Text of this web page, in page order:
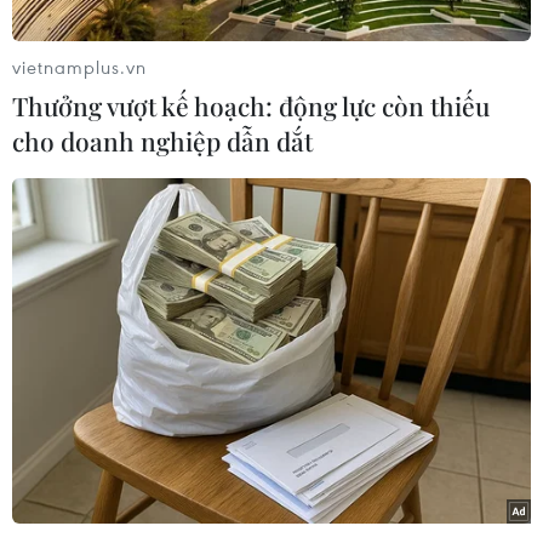
THỦY
Sở hữu trí tuệ
RSS
Hỗ trợ
Dịch vụ tin
Quảng cáo
Liên hệ
Giấy phép số: 1374/GP-BTTTT do Bộ Thông tin và Truyền thông
cấp ngày 11/9/2008.
Quảng cáo: Phó TBT Nguyễn Thị Tám: 093.5958688, Email:
tamvna@gmail.com
Điện thoại: (024) 39411349 - (024) 39411348, Fax: (024)
39411348
vietnamplus.vn
Thưởng vượt kế hoạch: động lực còn thiếu
cho doanh nghiệp dẫn dắt